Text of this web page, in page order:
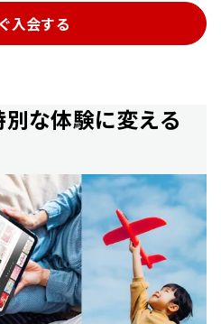
入会する
な体験に変える